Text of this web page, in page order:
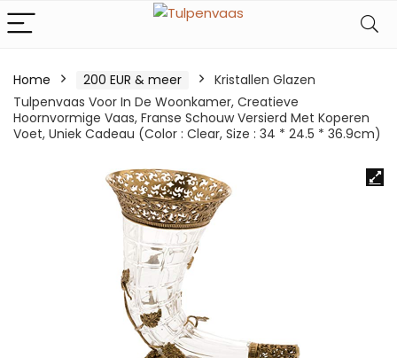
Home 200 EUR & meer
Kristallen Glazen
Tulpenvaas Voor In De Woonkamer, Creatieve
Hoornvormige Vaas, Franse Schouw Versierd Met Koperen
Voet, Uniek Cadeau (Color : Clear, Size : 34 * 24.5 * 36.9cm)